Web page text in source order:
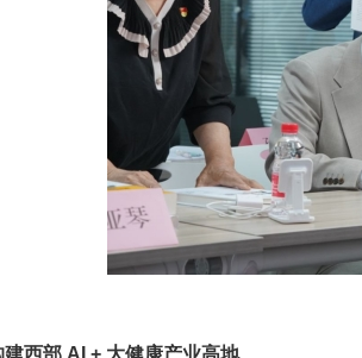
西部 AI + 大健康产业高地